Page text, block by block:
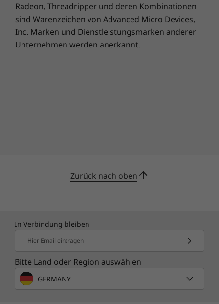
Der ThinkCentre Neo 30a (22" Intel) ist sowohl
zukunftsfähig als auch praktisch. Zusätzlich zu
einer 2,5"-Festplatte mit 1 TB verfügt dieser
platzsparende All-in-One-PC auch über eine
Bestleistung unter Hochdruck
Dank unserer Intelligent Cooling Engine (ICE)
5.0 bleibt der ThinkCentre Neo 30a (22" Intel)
Radeon, Threadripper und deren Kombinationen
sind Warenzeichen von Advanced Micro Devices,
Inc. Marken und Dienstleistungsmarken anderer
Unternehmen werden anerkannt.
Zurück nach oben
In Verbindung bleiben
Hier Email eintragen
Bitte Land oder Region auswählen
GERMANY